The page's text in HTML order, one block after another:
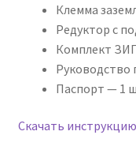
Клемма
Редуктор с
Комплект
Руководство
Паспорт — 1
Скачать инструкцию